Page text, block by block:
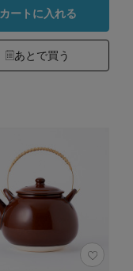
カートに入れる
あとで買う